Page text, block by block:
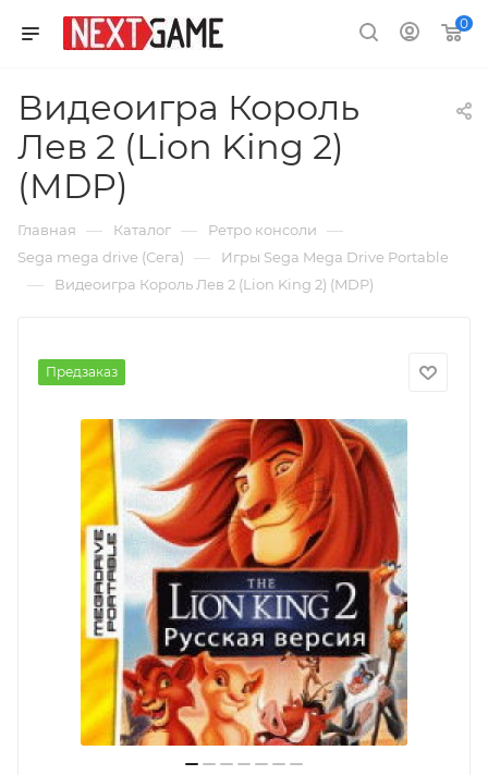
0
Видеоигра Король
Лев 2 (Lion King 2)
(MDP)
Главная — Каталог — Ретро консоли —
Sega mega drive (Сега) — Игры Sega Mega Drive Portable
— Видеоигра Король Лев 2 (Lion King 2) (MDP)
Предзаказ